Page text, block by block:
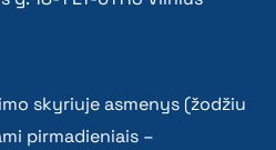
skyriuje asmenys (žodžiu
pirmadieniais –